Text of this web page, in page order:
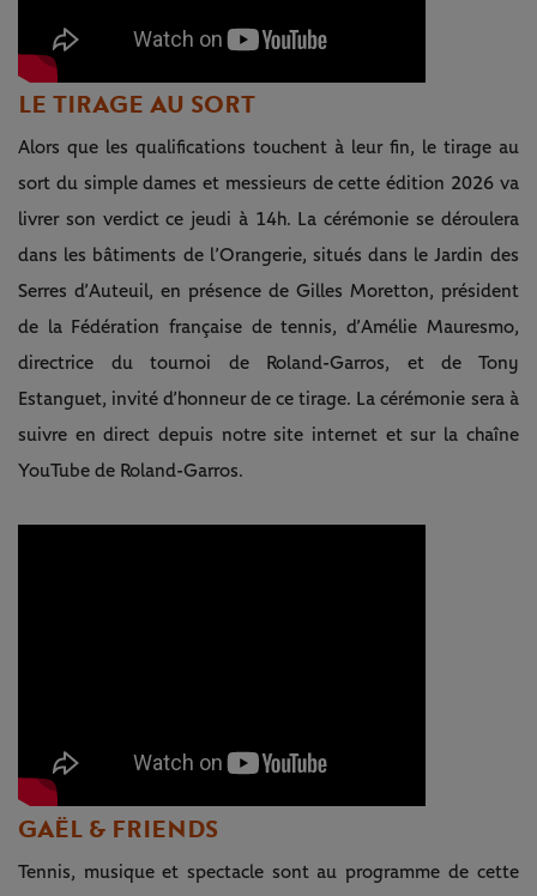
LE TIRAGE AU SORT
Alors que les qualifications touchent à leur fin, le tirage au
sort du simple dames et messieurs de cette édition 2026 va
livrer son verdict ce jeudi à 14h. La cérémonie se déroulera
dans les bâtiments de l’Orangerie, situés dans le Jardin des
Serres d’Auteuil, en présence de Gilles Moretton, président
de la Fédération française de tennis, d’Amélie Mauresmo,
directrice du tournoi de Roland-Garros, et de Tony
Estanguet, invité d’honneur de ce tirage. La cérémonie sera à
suivre en direct depuis notre site internet et sur la chaîne
YouTube de Roland-Garros.
GAËL & FRIENDS
Tennis, musique et spectacle sont au programme de cette